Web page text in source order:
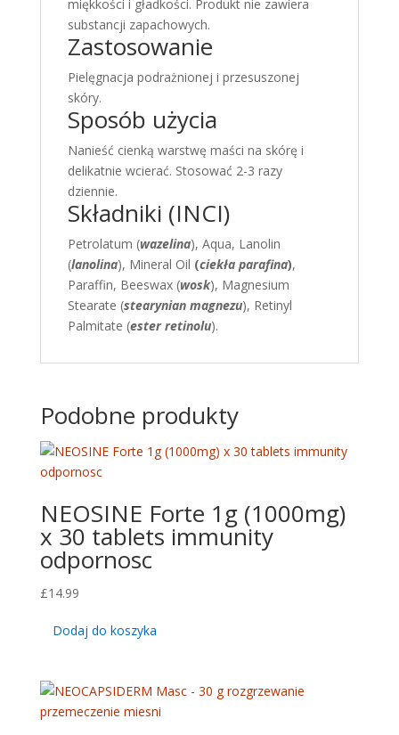
miękkości i gładkości. Produkt nie zawiera
substancji zapachowych.
Zastosowanie
Pielęgnacja podrażnionej i przesuszonej
skóry.
Sposób użycia
Nanieść cienką warstwę maści na skórę i
delikatnie wcierać. Stosować 2-3 razy
dziennie.
Składniki (INCI)
Petrolatum (wazelina), Aqua, Lanolin
(lanolina), Mineral Oil (ciekła parafina),
Paraffin, Beeswax (wosk), Magnesium
Stearate (stearynian magnezu), Retinyl
Palmitate (ester retinolu).
Podobne produkty
NEOSINE Forte 1g (1000mg)
x 30 tablets immunity
odpornosc
£14.99
Dodaj do koszyka